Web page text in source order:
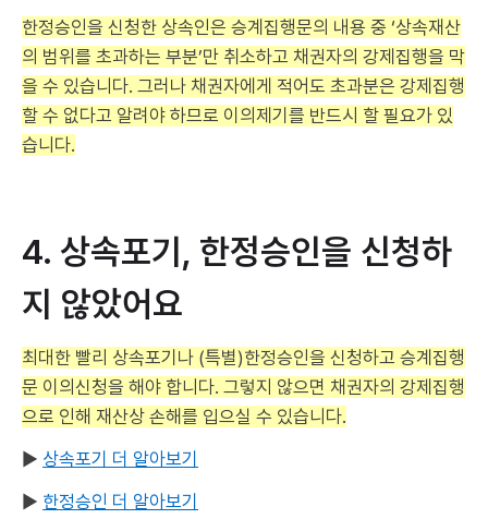
한정승인을 신청한 상속인은 승계집행문의 내용 중 ‘상속재산
의 범위를 초과하는 부분’만 취소하고 채권자의 강제집행을 막
을 수 있습니다. 그러나 채권자에게 적어도 초과분은 강제집행
할 수 없다고 알려야 하므로 이의제기를 반드시 할 필요가 있
습니다.
4. 상속포기, 한정승인을 신청하
지 않았어요
최대한 빨리 상속포기나 (특별)한정승인을 신청하고 승계집행
문 이의신청을 해야 합니다. 그렇지 않으면 채권자의 강제집행
으로 인해 재산상 손해를 입으실 수 있습니다.
▶ 상속포기 더 알아보기
▶ 한정승인 더 알아보기